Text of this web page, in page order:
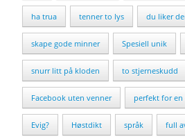
ha trua tenner to lys du liker
skape gode minner Spesiell unik
snurr litt på kloden to stjerneskudd
Facebook uten venner perfekt for
Evig? Høstdikt språk full